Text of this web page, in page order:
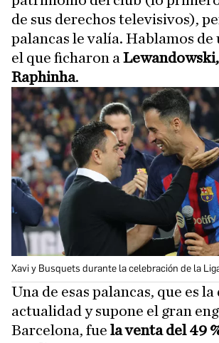
de sus derechos televisivos),
palancas le valía. Hablamos de
el que ficharon a
Raphinha.
Xavi y Busquets durante la celebración de la
Una de esas palancas, que es la
actualidad y supone el gran
Barcelona, fue la venta del 49